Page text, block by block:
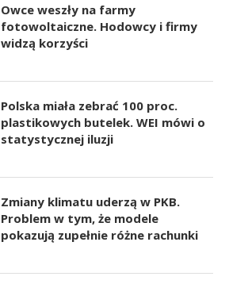
Owce weszły na farmy
fotowoltaiczne. Hodowcy i firmy
widzą korzyści
Polska miała zebrać 100 proc.
plastikowych butelek. WEI mówi o
statystycznej iluzji
Zmiany klimatu uderzą w PKB.
Problem w tym, że modele
pokazują zupełnie różne rachunki